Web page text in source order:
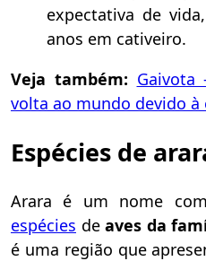
expectativa de
anos em cativeiro.
Veja também:
volta ao mundo devido à
Espécies de
Arara é um nome
espécies deaves da
é uma região que